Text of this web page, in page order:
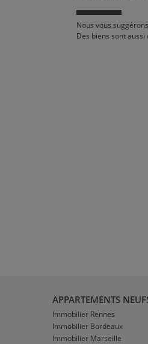
Nous vous
Des biens sont aussi
APPARTEMENTS
Immobilier Rennes
Immobilier Bordeaux
Immobilier Marseille